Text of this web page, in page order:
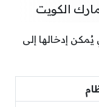
الكويت
إدخالها إلى